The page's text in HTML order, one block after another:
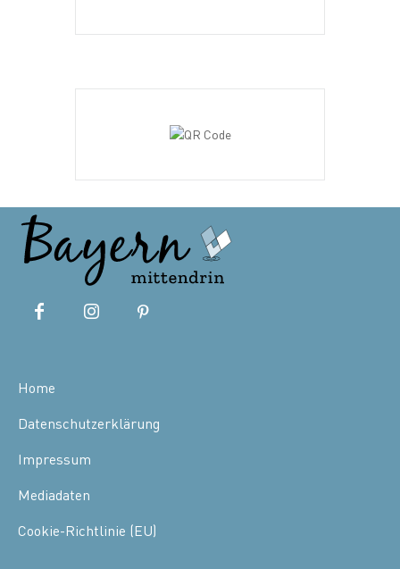
Home
Datenschutzerklärung
Impressum
Mediadaten
Cookie-Richtlinie (EU)